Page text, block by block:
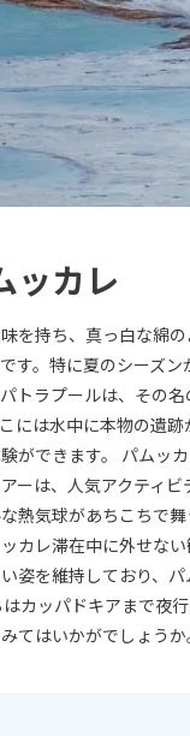
ッカレ
を持ち、真っ白な綿
す。特に夏のシーズン
トラプールは、その
には水中に本物の遺
ができます。 パムッ
ーは、人気アクティビ
熱気球があちこちで舞
カレ滞在中に外せない
姿を維持しており、
カッパドキアまで夜行
てはいかがでしょうか
10
火 水 木 金
1
2
7 8 9
14 15 16
27
28 29